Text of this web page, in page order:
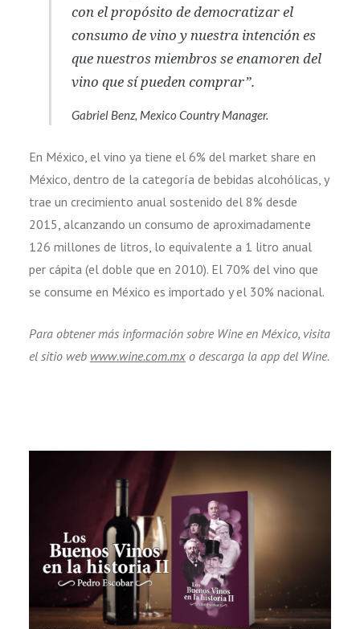
con el propósito de democratizar el
consumo de vino y nuestra intención es
que nuestros miembros se enamoren del
vino que sí pueden comprar”.
Gabriel Benz, Mexico Country Manager.
En México, el vino ya tiene el 6% del market share en
México, dentro de la categoría de bebidas alcohólicas, y
trae un crecimiento anual sostenido del 8% desde
2015, alcanzando un consumo de aproximadamente
126 millones de litros, lo equivalente a 1 litro anual
per cápita (el doble que en 2010). El 70% del vino que
se consume en México es importado y el 30% nacional.
Para obtener más información sobre Wine en México, visita
el sitio web www.wine.com.mxo descarga la app del Wine.